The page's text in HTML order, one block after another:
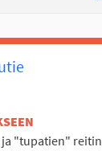
"tupatien" reitin